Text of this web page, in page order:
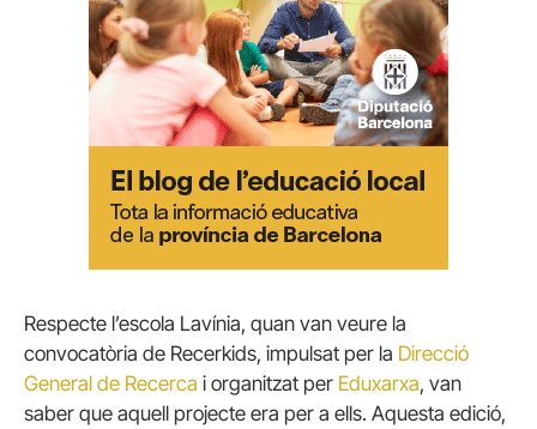
Respecte l’escola Lavínia, quan van veure la
convocatòria de Recerkids, impulsat per la Direcció
General de Recerca i organitzat per Eduxarxa, van
saber que aquell projecte era per a ells. Aquesta edició,